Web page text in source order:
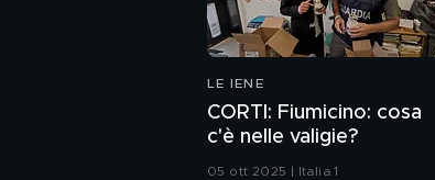
LE IENE
CORTI: Fiumicino: cosa
c'è nelle valigie?
05 ott 2025 | Italia 1